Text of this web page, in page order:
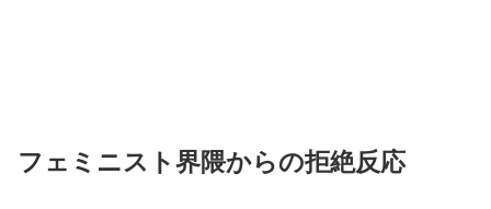
フェミニスト界隈からの拒絶反応